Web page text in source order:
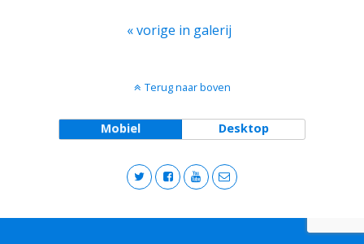
« vorige in galerij
Terug naar boven
Mobiel Desktop